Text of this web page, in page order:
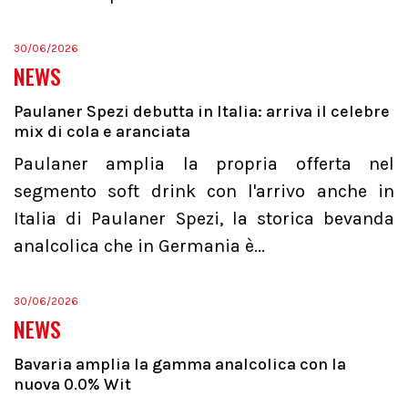
30/06/2026
NEWS
Paulaner Spezi debutta in Italia: arriva il celebre
mix di cola e aranciata
Paulaner amplia la propria offerta nel
segmento soft drink con l'arrivo anche in
Italia di Paulaner Spezi, la storica bevanda
analcolica che in Germania è...
30/06/2026
NEWS
Bavaria amplia la gamma analcolica con la
nuova 0.0% Wit